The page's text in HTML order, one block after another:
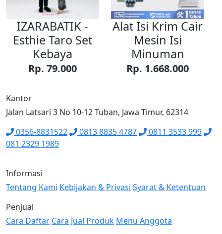
IZARABATIK -
Esthie Taro Set
Kebaya
Rp. 79.000
Alat Isi Krim Cair
Mesin Isi
Minuman
Rp. 1.668.000
Kantor
Jalan Latsari 3 No 10-12 Tuban, Jawa Timur, 62314
0356-8831522
0813 8835 4787
0811 3533 999
081 2329 1989
Informasi
Tentang Kami Kebijakan & Privasi Syarat & Ketentuan
Penjual
Cara Daftar Cara Jual Produk Menu Anggota